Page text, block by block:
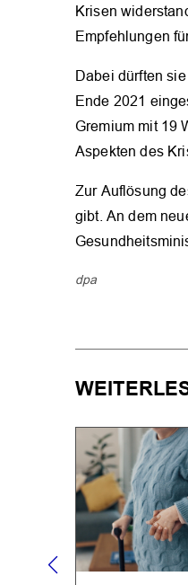
Krisen
Empfehlungen
Dabei dürften
Ende 2021
Gremium mit 19
Aspekten des
Zur Auflösung
gibt. An dem
dpa